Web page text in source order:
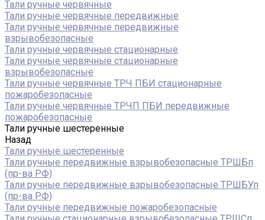
Тали ручные червячные
Тали ручные червячные передвижные
Тали ручные червячные передвижные
взрывобезопасные
Тали ручные червячные стационарные
Тали ручные червячные стационарные
взрывобезопасные
Тали ручные червячные ТРЧ ПБИ стационарные
пожаробезопасные
Тали ручные червячные ТРЧП ПБИ передвижные
пожаробезопасные
Тали ручные шестеренные
Назад
Тали ручные шестеренные
Тали ручные передвижные взрывобезопасные ТРШБп
(пр-ва РФ)
Тали ручные передвижные взрывобезопасные ТРШБУп
(пр-ва РФ)
Тали ручные передвижные пожаробезопасные